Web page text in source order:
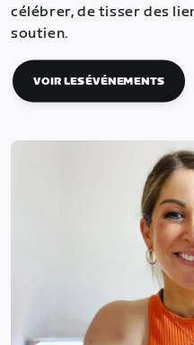
célébrer, de tisser des
soutien.
VOIR LES ÉVÉNEMENTS